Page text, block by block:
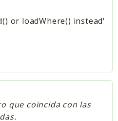
or loadWhere() instead'
que coincida con las